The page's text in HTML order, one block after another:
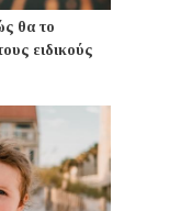
θα το
ειδικούς